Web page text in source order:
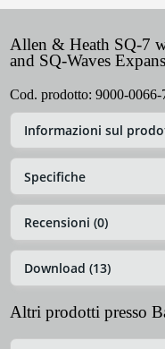
Allen & Heath SQ-7
and SQ-Waves
Cod. prodotto: 9000-0066-
Informazioni sul
Specifiche
Recensioni (0)
Download (13)
Altri prodotti presso